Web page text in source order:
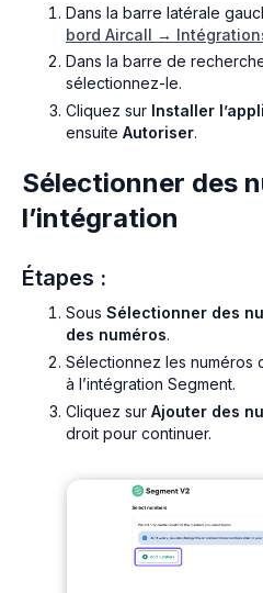
Dans la barre latérale
bord Aircall →
Dans la barre de
sélectionnez-le.
Cliquez sur Installer
ensuite Autoriser.
Sélectionner des
l’intégration
Étapes :
Sous Sélectionner des
des numéros.
Sélectionnez les numéros
à l’intégration Segment.
Cliquez sur Ajouter des
droit pour continuer.